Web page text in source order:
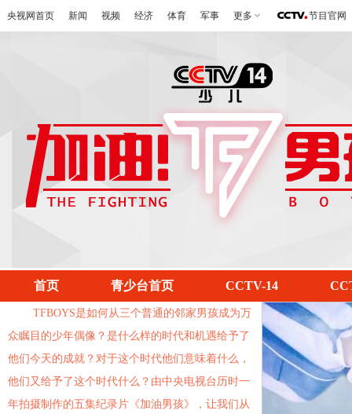
央视网首页 新闻 视频 经济 体育 军事 更多 节目官网
首页 青少台首页 CCTV-14
TFBOYS是如何从三个普通的邻家男孩成为万
众瞩目的少年偶像？是什么样的时代和机遇给予了
他们今天的成就？对于这个时代他们意味着什么，
他们又给予了这个时代什么？由中央电视台历时一
年拍摄制作的五集纪录片《加油男孩》，让我们从